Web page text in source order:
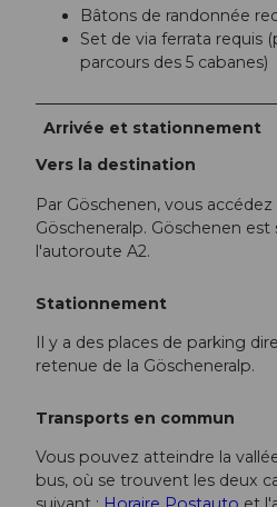
Bâtons de randonnée
Set de via ferrata requis
parcours des 5 cabanes)
Arrivée et stationnement
Vers la destination
Par Göschenen, vous accédez
Göscheneralp. Göschenen
l'autoroute A2.
Stationnement
Il y a des places de parking
retenue de la Göscheneralp.
Transports en commun
Vous pouvez atteindre la
bus, où se trouvent les deux